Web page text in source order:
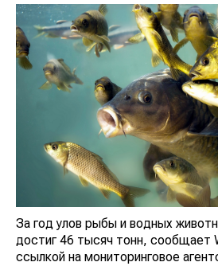
За год улов рыбы и водных
достиг 46 тысяч тонн, сообщает
ссылкой на мониторинговое